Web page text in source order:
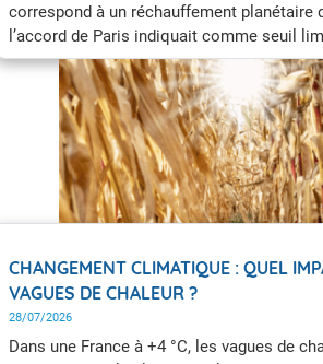
correspond à un réchauffement planétaire
l’accord de Paris indiquait comme seuil
c’est donc une valeur qui n’a rien
estiment qu’à ce niveau, les phénomènes
canicules, les sécheresses, les feux de
deviendraient beaucoup plus fréquents et
CHANGEMENT CLIMATIQUE : QUEL
VAGUES DE CHALEUR ?
28/07/2026
Dans une France à +4 °C, les vagues de